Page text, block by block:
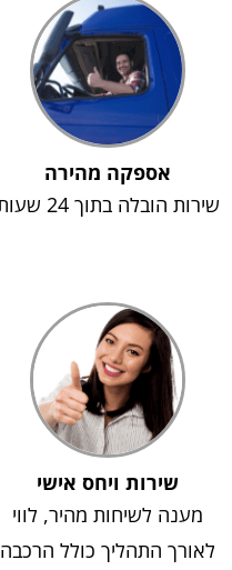
אספקה מהירה
שירות הובלה בתוך 24 שעות
שירות ויחס אישי
מענה לשיחות מהיר, לווי
לאורך התהליך כולל הרכבה